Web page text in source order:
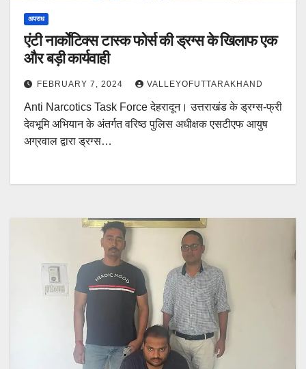
अपराध
एंटी नार्काेटिक्स टास्क फोर्स की ड्रग्स के खिलाफ एक
और बड़ी कार्यवाही
FEBRUARY 7, 2024 VALLEYOFUTTARAKHAND
Anti Narcotics Task Force देहरादून। उत्तराखंड के ड्रग्स-फ्री
देवभूमि अभियान के अंतर्गत वरिष्ठ पुलिस अधीक्षक एसटीएफ आयुष
अग्रवाल द्वारा ड्रग्स…